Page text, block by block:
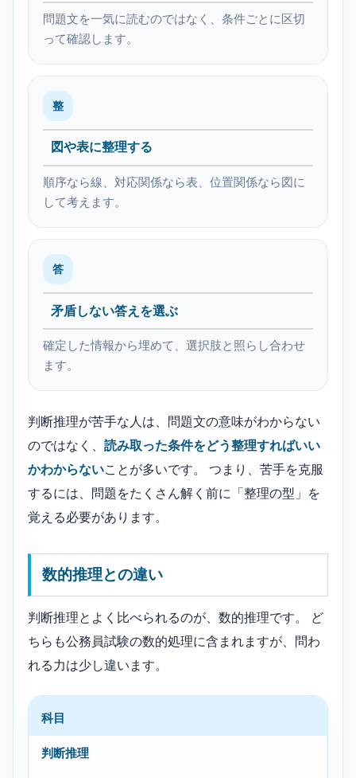
問題文を一気に読むのではなく、条件ごとに区切
って確認します。
整
図や表に整理する
順序なら線、対応関係なら表、位置関係なら図に
して考えます。
答
矛盾しない答えを選ぶ
確定した情報から埋めて、選択肢と照らし合わせ
ます。
判断推理が苦手な人は、問題文の意味がわからない
のではなく、 読み取った条件をどう整理すればいい
かわからないことが多いです。 つまり、苦手を克服
するには、問題をたくさん解く前に「整理の型」を
覚える必要があります。
数的推理との違い
判断推理とよく比べられるのが、数的推理です。 ど
ちらも公務員試験の数的処理に含まれますが、問わ
れる力は少し違います。
科目
判断推理